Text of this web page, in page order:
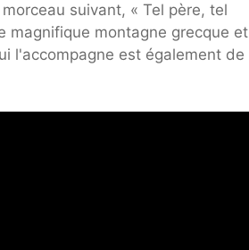
suivant, « Tel père, tel
magnifique montagne grecque et
l'accompagne est également de